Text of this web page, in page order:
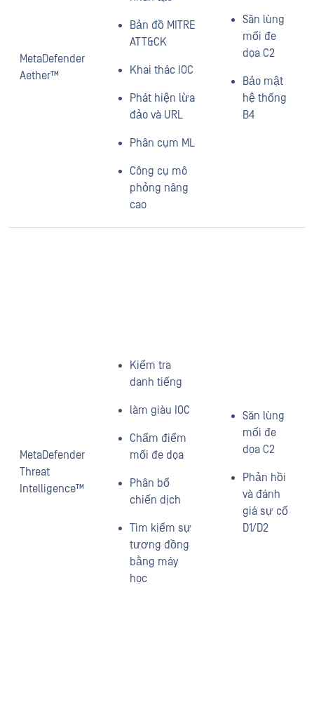
MetaDefender
Aether™
Bản đồ MITRE
ATT&CK
Khai thác IOC
Phát hiện lừa
đảo và URL
Phân cụm ML
Công cụ mô
phỏng nâng
cao
Săn lùng
mối đe
dọa C2
Bảo mật
hệ thống
B4
MetaDefender
Threat
Intelligence™
Kiểm tra
danh tiếng
làm giàu IOC
Chấm điểm
mối đe dọa
Phân bổ
chiến dịch
Tìm kiếm sự
tương đồng
bằng máy
học
Săn lùng
mối đe
dọa C2
Phản hồi
và đánh
giá sự cố
D1/D2